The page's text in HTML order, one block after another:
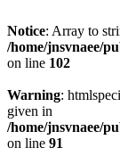
Notice: Array to
/home/jnsvnaee/
on line 102
Warning:
given in
/home/jnsvnaee/
on line 91